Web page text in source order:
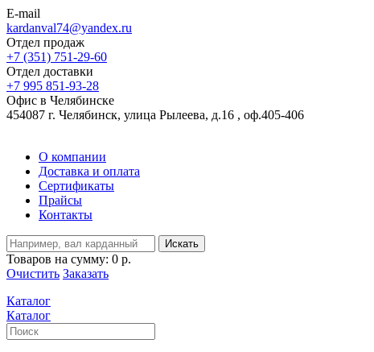
E-mail
kardanval74@yandex.ru
Отдел продаж
+7 (351) 751-29-60
Отдел доставки
+7 995 851-93-28
Офис в Челябинске
454087 г. Челябинск, улица Рылеева, д.16 , оф.405-406
О компании
Доставка и оплата
Сертификаты
Прайсы
Контакты
Искать
Товаров на сумму: 0 р.
Очистить Заказать
Каталог
Каталог